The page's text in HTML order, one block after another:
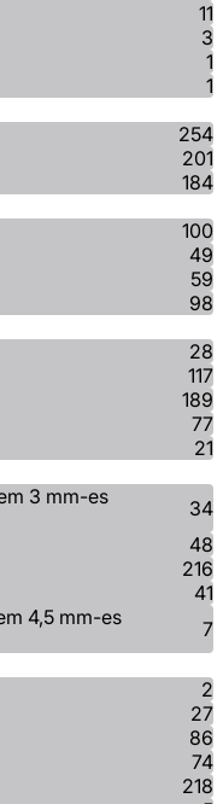
11
3
1
1
254
201
184
100
49
59
98
28
117
189
77
21
3 mm-es
34
48
216
41
4,5 mm-es
7
2
27
86
74
218